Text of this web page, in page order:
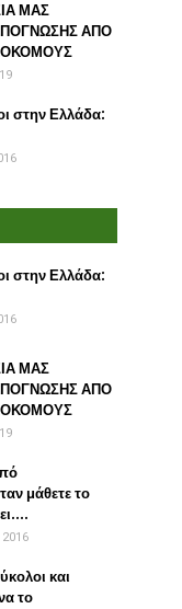
ΜΑΣ
ΑΠΟ
στην Ελλάδα:
στην Ελλάδα:
ΜΑΣ
ΑΠΟ
μάθετε το
και
το